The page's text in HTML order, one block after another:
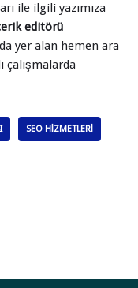
ile ilgili yazımıza
editörü
yer alan hemen ara
çalışmalarda
SEO HIZMETLERI